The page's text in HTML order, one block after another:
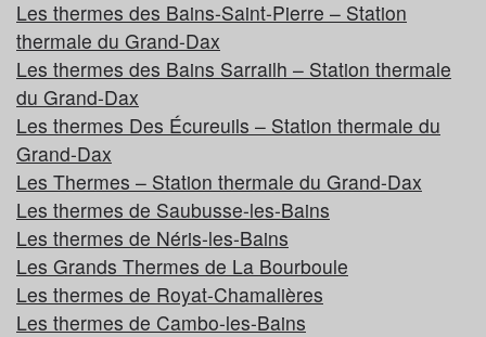
Les thermes des Bains-Saint-Pierre – Station
thermale du Grand-Dax
Les thermes des Bains Sarrailh – Station thermale
du Grand-Dax
Les thermes Des Écureuils – Station thermale du
Grand-Dax
Les Thermes – Station thermale du Grand-Dax
Les thermes de Saubusse-les-Bains
Les thermes de Néris-les-Bains
Les Grands Thermes de La Bourboule
Les thermes de Royat-Chamalières
Les thermes de Cambo-les-Bains